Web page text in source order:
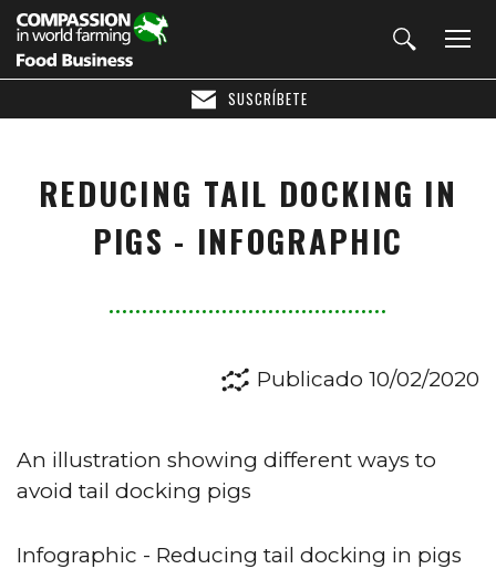
SUSCRÍBETE
REDUCING TAIL DOCKING IN
PIGS - INFOGRAPHIC
Publicado 10/02/2020
An illustration showing different ways to
avoid tail docking pigs
Infographic - Reducing tail docking in pigs